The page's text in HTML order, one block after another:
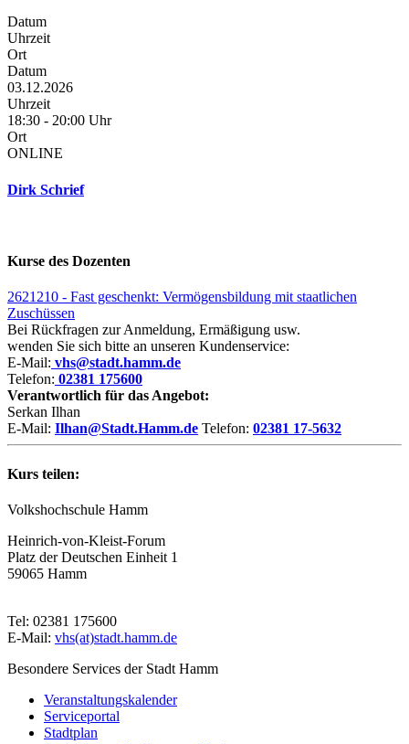
Datum
Uhrzeit
Ort
Datum
03.12.2026
Uhrzeit
18:30 - 20:00 Uhr
Ort
ONLINE
Dirk Schrief
Kurse des Dozenten
2621210 - Fast geschenkt: Vermögensbildung mit staatlichen
Zuschüssen
Bei Rückfragen zur Anmeldung, Ermäßigung usw.
wenden Sie sich bitte an unseren Kundenservice:
E-Mail: vhs@stadt.hamm.de
Telefon: 02381 175600
Verantwortlich für das Angebot:
Serkan Ilhan
E-Mail: Ilhan@Stadt.Hamm.de Telefon: 02381 17-5632
Kurs teilen:
Volkshochschule Hamm
Heinrich-von-Kleist-Forum
Platz der Deutschen Einheit 1
59065 Hamm
Tel: 02381 175600
E-Mail: vhs(at)stadt.hamm.de
Besondere Services der Stadt Hamm
Veranstaltungskalender
Serviceportal
Stadtplan